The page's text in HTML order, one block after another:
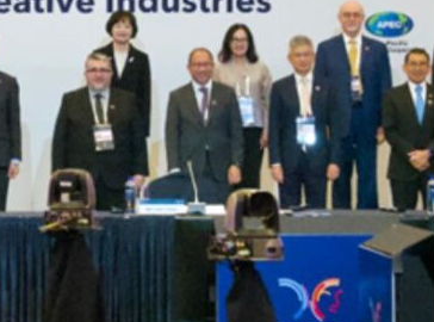
AI POLICY CYBERCRIME
[KOR] AI 기반 ‘성착취물 탐지 프로그램’ 개